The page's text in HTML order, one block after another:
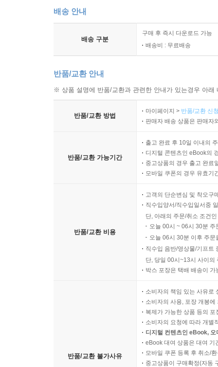
배송 안내
배송 구분
구매 후 즉시 다운로드 가능
배송비 : 무료배송
반품/교환 안내
※ 상품 설명에 반품/교환과 관련한 안내가 있는경우 아
반품/교환 방법
마이페이지 > 반품/교환 신
판매자 배송 상품은 판매자
반품/교환 가능기간
출고 완료 후 10일 이내의
디지털 콘텐츠인 eBook의
중고상품의 경우 출고 완료
모바일 쿠폰의 경우 유효기
반품/교환 비용
고객의 단순변심 및 착오구
직수입양서/직수입일서중
단, 아래의 주문/취소 조건
오늘 00시 ~ 06시 30분
오늘 06시 30분 이후 주
직수입 음반/영상물/기프트
단, 당일 00시~13시 사이의
박스 포장은 택배 배송이
반품/교환 불가사유
소비자의 책임 있는 사유로
소비자의 사용, 포장 개봉
복제가 가능한 상품 등의
소비자의 요청에 따라 개별
디지털 컨텐츠인 eBook,
eBook 대여 상품은 대여 기
모바일 쿠폰 등록 후 취소/
중고상품이 구매확정(자동